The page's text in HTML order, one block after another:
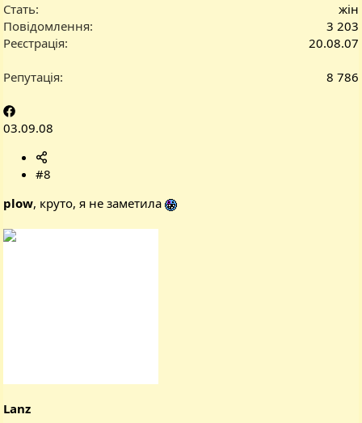
Стать
жін
Повідомлення
3 203
Реєстрація
20.08.07
Репутація 8 786
03.09.08
#8
plow, круто, я не заметила
Lanz